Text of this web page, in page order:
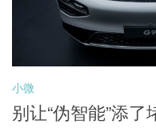
小微
别让“伪智能”添了